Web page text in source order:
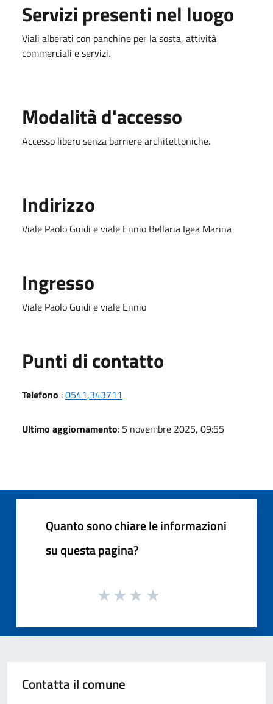
Servizi presenti nel luogo
Viali alberati con panchine per la sosta, attività
commerciali e servizi.
Modalità d'accesso
Accesso libero senza barriere architettoniche.
Indirizzo
Viale Paolo Guidi e viale Ennio Bellaria Igea Marina
Ingresso
Viale Paolo Guidi e viale Ennio
Punti di contatto
Telefono :0541,343711
Ultimo aggiornamento: 5 novembre 2025, 09:55
Quanto sono chiare le informazioni
su questa pagina?
Contatta il comune